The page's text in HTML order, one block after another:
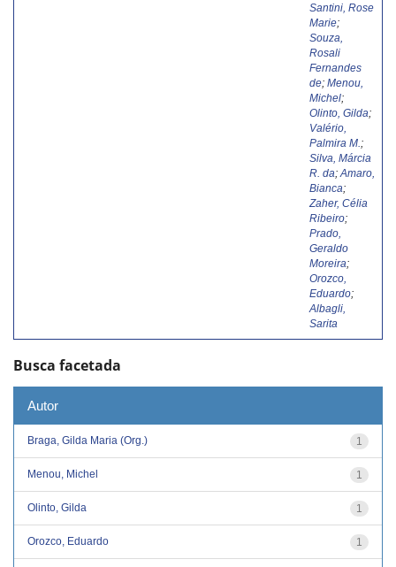
Santini, Rose
Marie;
Souza,
Rosali
Fernandes
de; Menou,
Michel;
Olinto, Gilda;
Valério,
Palmira M. ;
Silva, Márcia
R. da; Amaro,
Bianca;
Zaher, Célia
Ribeiro;
Prado,
Geraldo
Moreira;
Orozco,
Eduardo;
Albagli,
Sarita
Busca facetada
Autor
1
Braga, Gilda Maria (Org.)
1
Menou, Michel
1
Olinto, Gilda
1
Orozco, Eduardo